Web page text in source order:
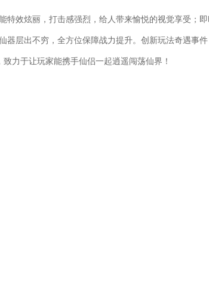
特效炫丽，打击感强烈，给人带来愉悦的视觉享受；
层出不穷，全方位保障战力提升。创新玩法奇遇事
力于让玩家能携手仙侣一起逍遥闯荡仙界！